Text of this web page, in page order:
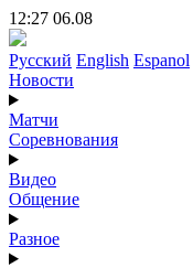
12:27 06.08
Русский English Espanol
Новости
Матчи
Соревнования
Видео
Общение
Разное